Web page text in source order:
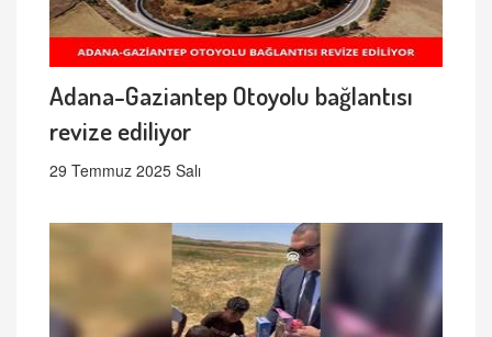
Adana-Gaziantep Otoyolu bağlantısı
revize ediliyor
29 Temmuz 2025 Salı